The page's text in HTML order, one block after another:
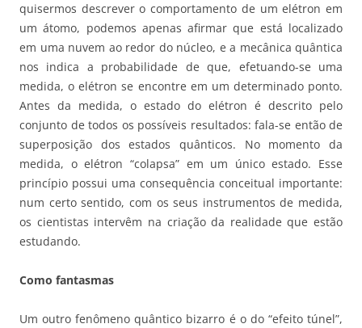
quisermos descrever o comportamento de um elétron em
um átomo, podemos apenas afirmar que está localizado
em uma nuvem ao redor do núcleo, e a mecânica quântica
nos indica a probabilidade de que, efetuando-se uma
medida, o elétron se encontre em um determinado ponto.
Antes da medida, o estado do elétron é descrito pelo
conjunto de todos os possíveis resultados: fala-se então de
superposição dos estados quânticos. No momento da
medida, o elétron “colapsa” em um único estado. Esse
princípio possui uma consequência conceitual importante:
num certo sentido, com os seus instrumentos de medida,
os cientistas intervêm na criação da realidade que estão
estudando.
Como fantasmas
Um outro fenômeno quântico bizarro é o do “efeito túnel”,